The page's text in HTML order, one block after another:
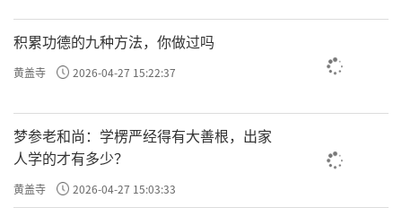
积累功德的九种方法，你做过吗
黄盖寺 2026-04-27 15:22:37
梦参老和尚：学楞严经得有大善根，出家
人学的才有多少？
黄盖寺 2026-04-27 15:03:33